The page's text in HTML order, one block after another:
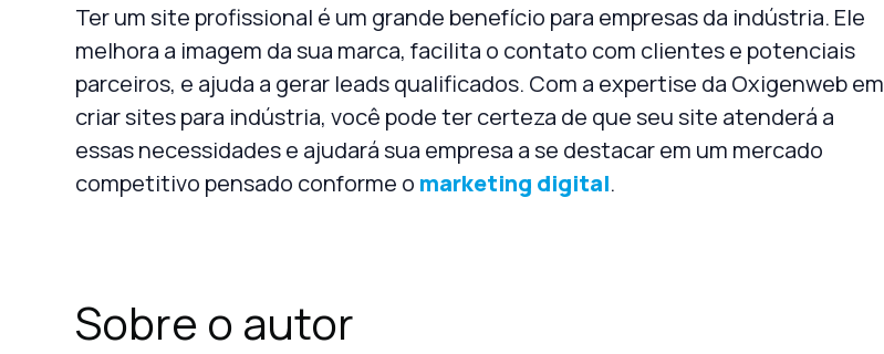
Ter um site profissional é um grande benefício para empresas da indústria. Ele
melhora a imagem da sua marca, facilita o contato com clientes e potenciais
parceiros, e ajuda a gerar leads qualificados. Com a expertise da Oxigenwebem
criarsites para indústria, você pode ter certeza de que seu site atenderá a
essas necessidades e ajudará sua empresa a se destacar em um mercado
competitivo pensado conforme o marketing digital.
Sobre o autor